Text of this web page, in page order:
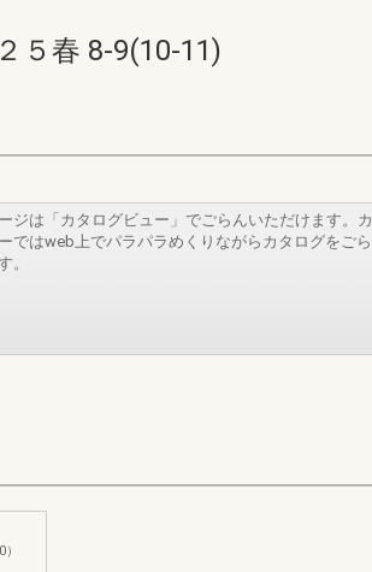
５春 8-9(10-11)
ジは「カタログビュー」でごらんいただけます。カ
ではweb上でパラパラめくりながらカタログをごら
。